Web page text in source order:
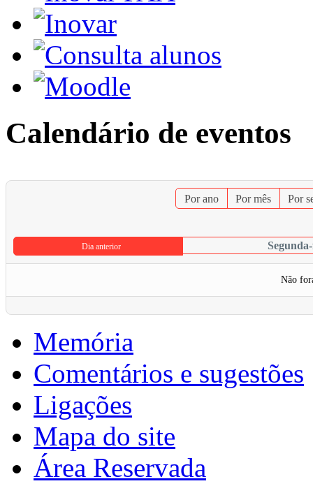
Calendário de eventos
Por ano Por mês Por
Dia anterior
Não
Memória
Comentários e sugestões
Ligações
Mapa do site
Área Reservada